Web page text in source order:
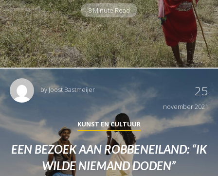
8 Minute Read
byJoost Bastmeijer 25
november 2021
KUNST EN CULTUUR
EEN BEZOEK AAN ROBBENEILAND: “IK
WILDE NIEMAND DODEN”